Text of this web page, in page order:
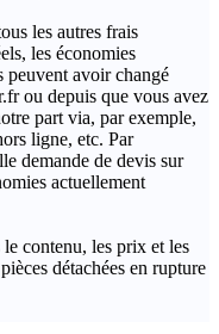
les autres frais
les économies
peuvent avoir changé
ou depuis que vous avez
part via, par exemple,
ligne, etc. Par
demande de devis sur
actuellement
le contenu, les prix et les
détachées en rupture